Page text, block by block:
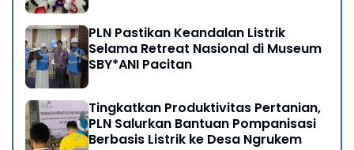
PLN Pastikan Keandalan Listrik
Selama Retreat Nasional di Museum
SBY*ANI Pacitan
Tingkatkan Produktivitas Pertanian,
PLN Salurkan Bantuan Pompanisasi
Berbasis Listrik ke Desa Ngrukem